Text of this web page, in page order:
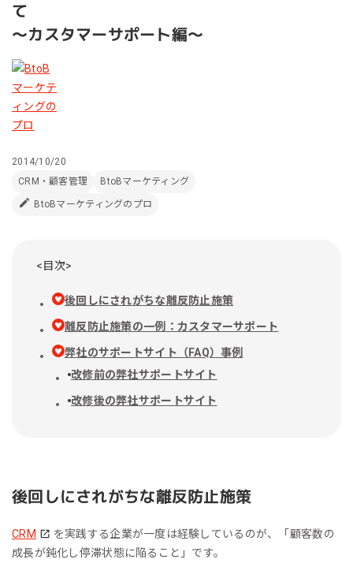
て
～カスタマーサポート編～
2014/10/20
CRM・顧客管理
BtoBマーケティング
BtoBマーケティングのプロ
<目次>
後回しにされがちな離反防止施策
離反防止施策の一例：カスタマーサポート
弊社のサポートサイト（FAQ）事例
改修前の弊社サポートサイト
改修後の弊社サポートサイト
後回しにされがちな離反防止施策
CRM
を実践する企業が一度は経験しているのが、「顧客数の
成長が鈍化し停滞状態に陥ること」です。